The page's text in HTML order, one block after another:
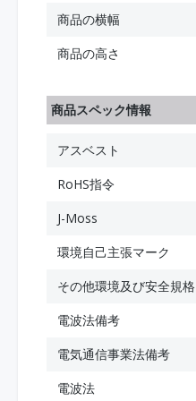
商品の横幅
商品の高さ
商品スペック情報
アスベスト
RoHS指令
J-Moss
環境自己主張マーク
その他環境及び安全規格
電波法備考
電気通信事業法備考
電波法